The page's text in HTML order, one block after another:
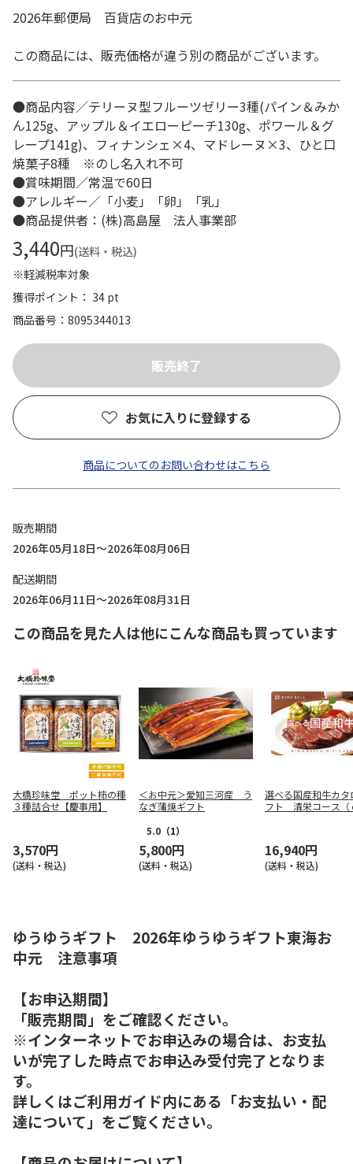
2026年郵便局 百貨店のお中元
この商品には、販売価格が違う別の商品がございます。
●商品内容／テリーヌ型フルーツゼリー3種(パイン＆みか
ん125g、アップル＆イエローピーチ130g、ポワール＆グ
レープ141g)、フィナンシェ×4、マドレーヌ×3、ひと口
焼菓子8種 ※のし名入れ不可
●賞味期間／常温で60日
●アレルギー／「小麦」「卵」「乳」
●商品提供者：(株)高島屋 法人事業部
3,440円(送料・税込)
※軽減税率対象
獲得ポイント： 34 pt
商品番号
8095344013
お気に入りに登録する
商品についてのお問い合わせはこちら
販売期間
2026年05月18日～2026年08月06日
配送期間
2026年06月11日～2026年08月31日
この商品を見た人は他にこんな商品も買っています
大橋珍味堂 ポット柿の種
３種詰合せ【慶事用】
3,570円
(送料・税込)
＜お中元＞愛知三河産 う
なぎ蒲焼ギフト
5.0 （1）
5,800円
(送料・税込)
選べる国産和牛カタ
フト 清栄コース（
16,940円
(送料・税込)
ゆうゆうギフト 2026年ゆうゆうギフト東海お
中元 注意事項
【お申込期間】
「販売期間」をご確認ください。
※インターネットでお申込みの場合は、お支払
いが完了した時点でお申込み受付完了となりま
す。
詳しくはご利用ガイド内にある「お支払い・配
達について」をご覧ください。